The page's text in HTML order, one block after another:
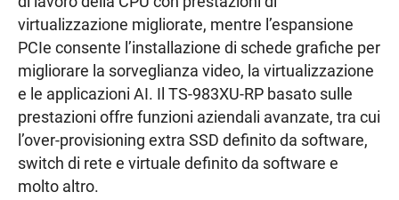
virtualizzazione migliorate, mentre l’espansione
PCIe consente l’installazione di schede grafiche per
migliorare la sorveglianza video, la virtualizzazione
e le applicazioni AI. Il TS-983XU-RP basato sulle
prestazioni offre funzioni aziendali avanzate, tra cui
l’over-provisioning extra SSD definito da software,
switch di rete e virtuale definito da software e
molto altro.